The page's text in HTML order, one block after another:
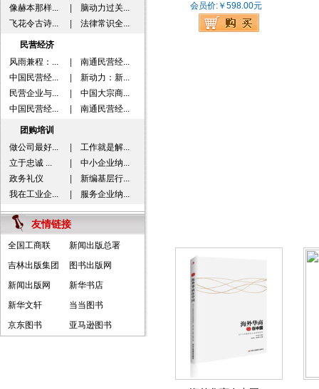
像赫本那样...
脑动力过关...
飞花令古诗...
法律常识全...
民营经济
风雨兼程：...
南通民营经...
中国民营经...
新动力：新...
民营企业与...
中国大宗商...
中国民营经...
南通民营经...
团购培训
做公司最好...
工作就是解...
立于忠诚 ...
中小企业纳...
政务礼仪
新编基层行...
我在工业企...
服务企业纳...
友情链接
全国工商联
新闻出版总署
吉林出版集团
图书出版网
新闻出版网
新华书店
新华文轩
当当图书
京东图书
亚马逊图书
会员价:￥598.00元